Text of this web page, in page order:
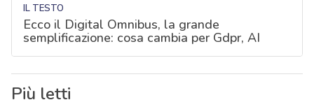
IL TESTO
Ecco il Digital Omnibus, la grande
semplificazione: cosa cambia per Gdpr, AI
Più letti